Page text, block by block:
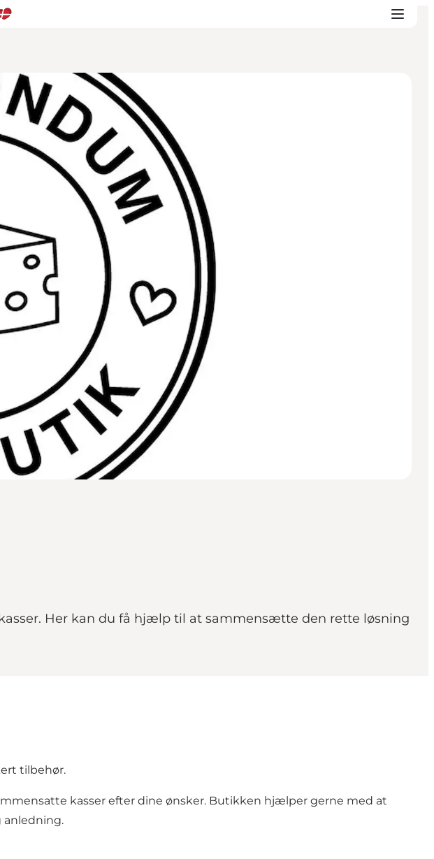
Her kan du få hjælp til at sammensætte den rette løsning
tilbehør.
kasser efter dine ønsker. Butikken hjælper gerne med at
anledning.